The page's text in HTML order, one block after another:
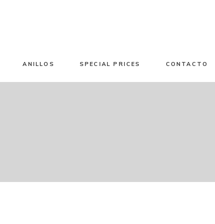
ANILLOS SPECIAL PRICES CONTACTO